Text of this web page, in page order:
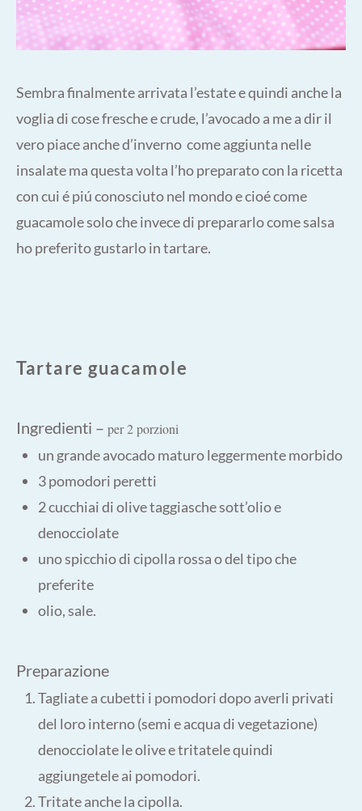
Sembra finalmente arrivata l’estate e quindi anche la
voglia di cose fresche e crude, l’avocado a me a dir il
vero piace anche d’inverno come aggiunta nelle
insalate ma questa volta l’ho preparato con la ricetta
con cui é piú conosciuto nel mondo e cioé come
guacamole solo che invece di prepararlo come salsa
ho preferito gustarlo in tartare.
Tartare guacamole
Ingredienti – per 2 porzioni
un grande avocado maturo leggermente morbido
3 pomodori peretti
2 cucchiai di olive taggiasche sott’olio e
denocciolate
uno spicchio di cipolla rossa o del tipo che
preferite
olio, sale.
Preparazione
Tagliate a cubetti i pomodori dopo averli privati
del loro interno (semi e acqua di vegetazione)
denocciolate le olive e tritatele quindi
aggiungetele ai pomodori.
Tritate anche la cipolla.